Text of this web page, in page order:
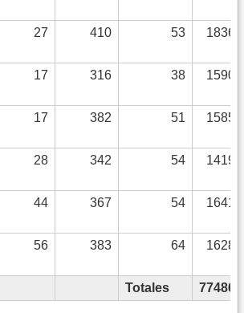
27 410 53 18362
17 316 38 15902
17 382 51 15856
28 342 54 14190
44 367 54 16413
56 383 64 16289
Totales 774867